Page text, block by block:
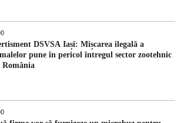
DSVSA Iași: Mișcarea ilegală a
pune în pericol întregul sector zootehnic
România